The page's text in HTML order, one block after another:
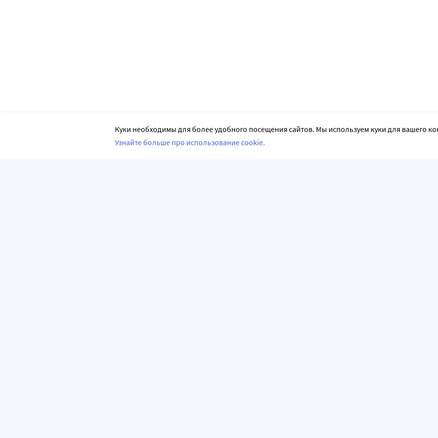
Куки необходимы для более удобного посещения сайтов. Мы используем куки для вашего
Узнайте больше про использование cookie.